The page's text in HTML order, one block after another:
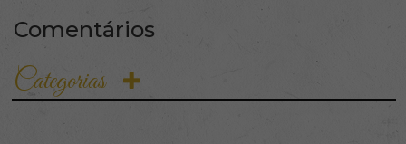
Comentários
Categorias